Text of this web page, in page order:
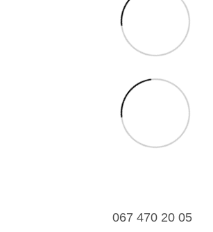
067 470 20 05